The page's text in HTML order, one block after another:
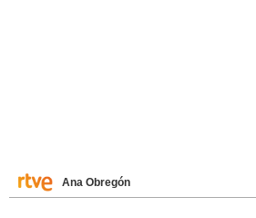
Ana Obregón